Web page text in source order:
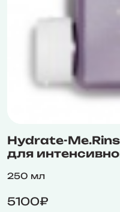
Hydrate-
для
250 мл
5100₽